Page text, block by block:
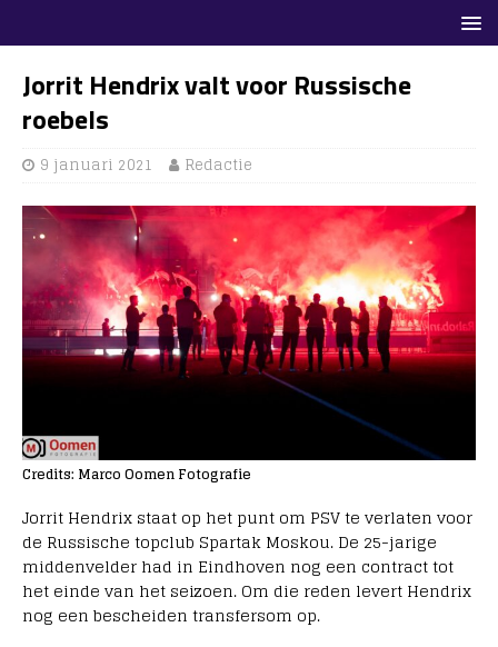
Jorrit Hendrix valt voor Russische
roebels
9 januari 2021 Redactie
Credits: Marco Oomen Fotografie
Jorrit Hendrix staat op het punt om PSV te verlaten voor
de Russische topclub Spartak Moskou. De 25-jarige
middenvelder had in Eindhoven nog een contract tot
het einde van het seizoen. Om die reden levert Hendrix
nog een bescheiden transfersom op.